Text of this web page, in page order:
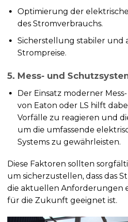
Optimierung der
des Stromverbrauchs.
Sicherstellung stabiler und
Strompreise.
5. Mess- und
Der Einsatz moderner
von Eaton oder LS hilft
Vorfälle zu reagieren und
um die umfassende
Systems zu gewährleisten.
Diese Faktoren sollten
um sicherzustellen, dass das
die aktuellen Anforderungen
für die Zukunft geeignet ist.